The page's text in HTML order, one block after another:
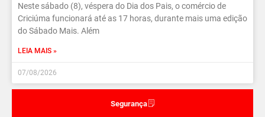
Segurança
Neste sábado (8), véspera do Dia dos Pais, o comércio de
Criciúma funcionará até as 17 horas, durante mais uma edição
do Sábado Mais. Além
LEIA MAIS »
07/08/2026